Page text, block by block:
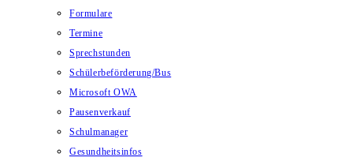
Formulare
Termine
Sprechstunden
Schülerbeförderung/Bus
Microsoft OWA
Pausenverkauf
Schulmanager
Gesundheitsinfos